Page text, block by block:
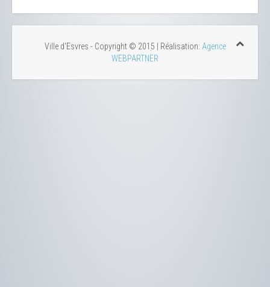
Ville d'Esvres - Copyright © 2015 | Réalisation: Agence
WEBPARTNER